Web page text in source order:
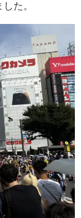
た。